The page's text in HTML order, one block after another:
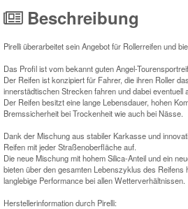
Beschreibung
Pirelli überarbeitet sein Angebot für Rollerreifen und
Das Profil ist vom bekannt guten Angel-
Der Reifen ist konzipiert für Fahrer, die ihren Roller
innerstädtischen Strecken fahren und dabei eventuell
Der Reifen besitzt eine lange Lebensdauer, hohen
Bremssicherheit bei Trockenheit wie auch bei Nässe.
Dank der Mischung aus stabiler Karkasse und
Reifen mit jeder Straßenoberfläche auf.
Die neue Mischung mit hohem Silica-Anteil und ein
bieten über den gesamten Lebenszyklus des Reifens
langlebige Performance bei allen Wetterverhältnissen.
Herstellerinformation durch Pirelli: